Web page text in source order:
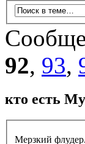
92, 93,
кто есть
Мерзкий флудер.